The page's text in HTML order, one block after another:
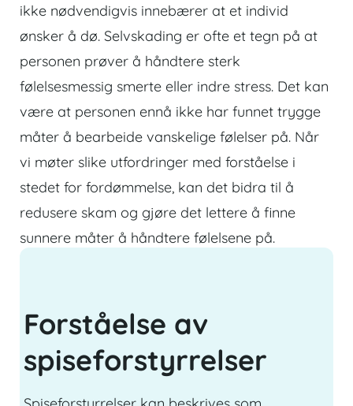
ikke nødvendigvis innebærer at et individ
ønsker å dø. Selvskading er ofte et tegn på at
personen prøver å håndtere sterk
følelsesmessig smerte eller indre stress. Det kan
være at personen ennå ikke har funnet trygge
måter å bearbeide vanskelige følelser på. Når
vi møter slike utfordringer med forståelse i
stedet for fordømmelse, kan det bidra til å
redusere skam og gjøre det lettere å finne
sunnere måter å håndtere følelsene på.
Forståelse av
spiseforstyrrelser